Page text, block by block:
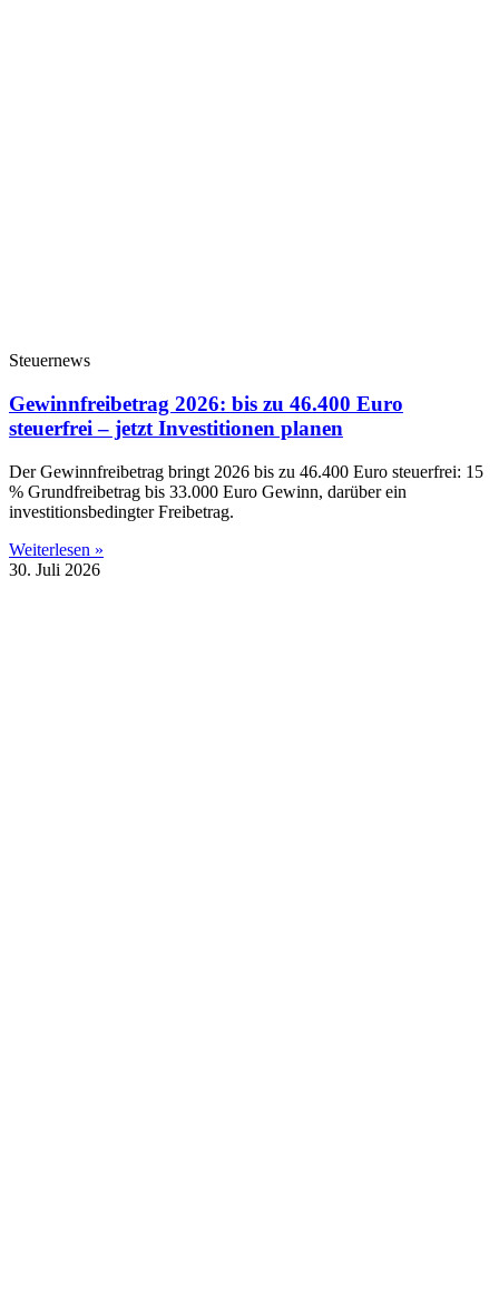
Steuernews
Gewinnfreibetrag 2026: bis zu 46.400 Euro
steuerfrei – jetzt Investitionen planen
Der Gewinnfreibetrag bringt 2026 bis zu 46.400 Euro steuerfrei: 15
% Grundfreibetrag bis 33.000 Euro Gewinn, darüber ein
investitionsbedingter Freibetrag.
Weiterlesen »
30. Juli 2026